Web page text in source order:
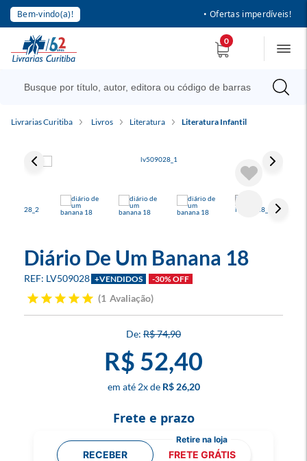
Bem-vindo(a)! • Ofertas imperdíveis!
0
Livrarias Curitiba Livros Literatura Literatura Infantil
Diário De Um Banana 18
LV509028 +VENDIDOS -30% OFF
1 Avaliação
R$ 74,90
R$ 52,40
2x R$ 26,20
Frete e prazo
RECEBER FRETE GRÁTIS